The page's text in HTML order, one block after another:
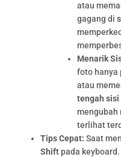
atau
gagang di
Menarik
foto hanya
atau
tengah sisi
mengubah
terlihat
Tips Cepat: Saat
Shift pada